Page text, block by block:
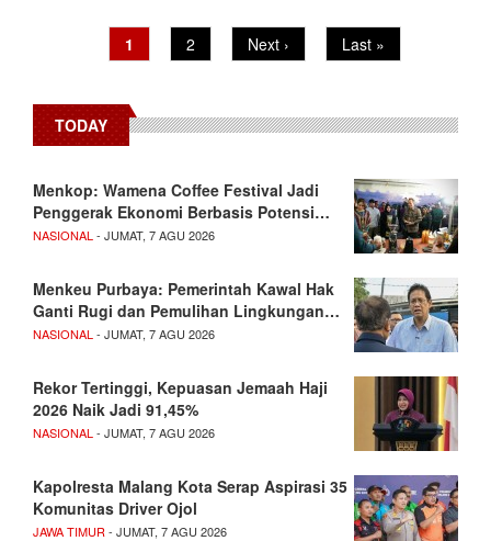
PaginationCurrent
page
1 Page
2
Next
page
Next ›
Last
page
Last »
TODAY
Menkop: Wamena Coffee Festival Jadi
Penggerak Ekonomi Berbasis Potensi…
NASIONAL - JUMAT, 7 AGU 2026
Menkeu Purbaya: Pemerintah Kawal Hak
Ganti Rugi dan Pemulihan Lingkungan…
NASIONAL - JUMAT, 7 AGU 2026
Rekor Tertinggi, Kepuasan Jemaah Haji
2026 Naik Jadi 91,45%
NASIONAL - JUMAT, 7 AGU 2026
Kapolresta Malang Kota Serap Aspirasi 35
Komunitas Driver Ojol
JAWA TIMUR - JUMAT, 7 AGU 2026